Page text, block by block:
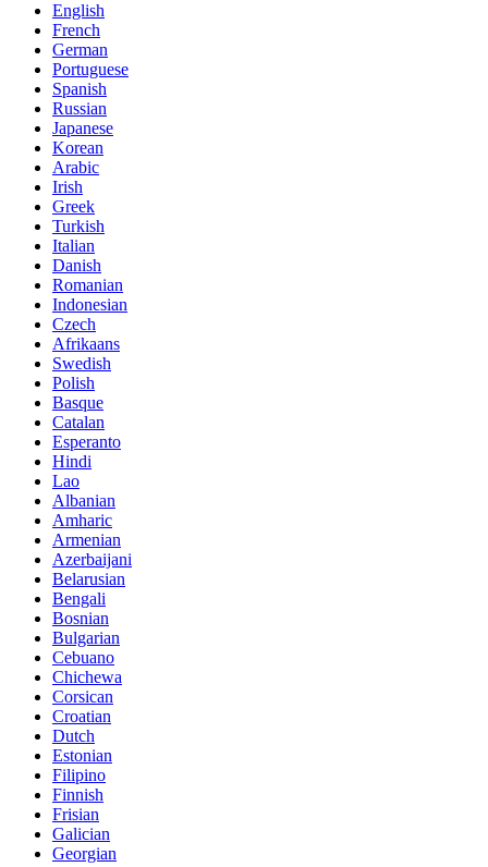
English
French
German
Portuguese
Spanish
Russian
Japanese
Korean
Arabic
Irish
Greek
Turkish
Italian
Danish
Romanian
Indonesian
Czech
Afrikaans
Swedish
Polish
Basque
Catalan
Esperanto
Hindi
Lao
Albanian
Amharic
Armenian
Azerbaijani
Belarusian
Bengali
Bosnian
Bulgarian
Cebuano
Chichewa
Corsican
Croatian
Dutch
Estonian
Filipino
Finnish
Frisian
Galician
Georgian